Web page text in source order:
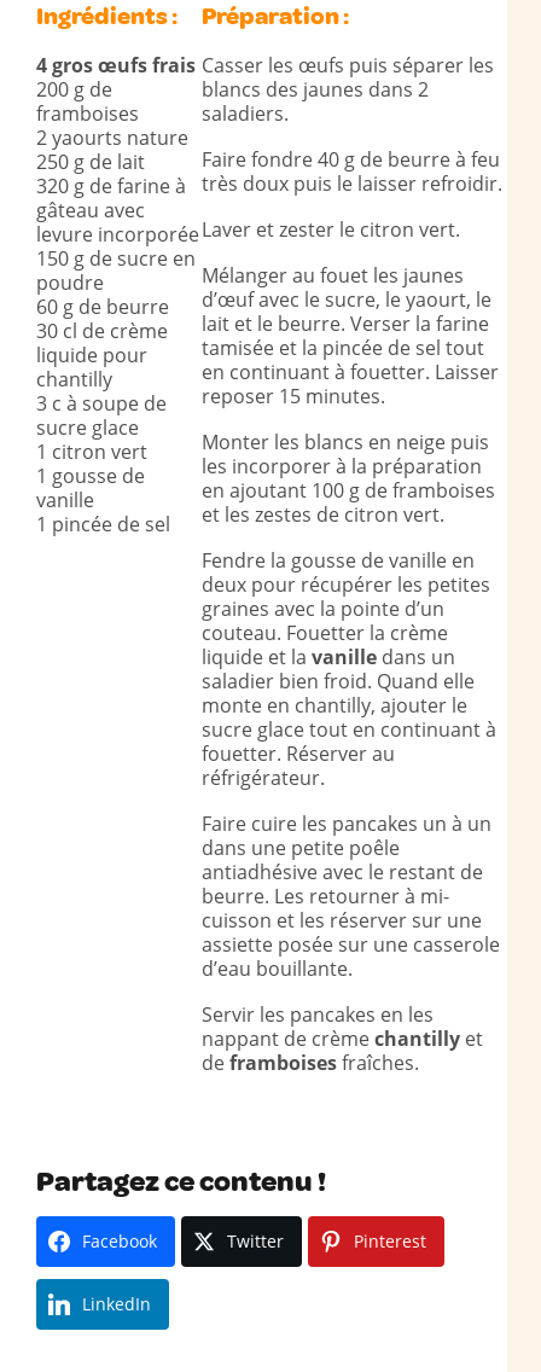
Ingrédients :
4 gros œufs frais
200 g de
framboises
2 yaourts nature
250 g de lait
320 g de farine à
gâteau avec
levure incorporée
150 g de sucre en
poudre
60 g de beurre
30 cl de crème
liquide pour
chantilly
3 c à soupe de
sucre glace
1 citron vert
1 gousse de
vanille
1 pincée de sel
Préparation :
Casser les œufs puis séparer les
blancs des jaunes dans 2
saladiers.
Faire fondre 40 g de beurre à feu
très doux puis le laisser refroidir.
Laver et zester le citron vert.
Mélanger au fouet les jaunes
d’œuf avec le sucre, le yaourt, le
lait et le beurre. Verser la farine
tamisée et la pincée de sel tout
en continuant à fouetter. Laisser
reposer 15 minutes.
Monter les blancs en neige puis
les incorporer à la préparation
en ajoutant 100 g de framboises
et les zestes de citron vert.
Fendre la gousse de vanille en
deux pour récupérer les petites
graines avec la pointe d’un
couteau. Fouetter la crème
liquide et la vanille dans un
saladier bien froid. Quand elle
monte en chantilly, ajouter le
sucre glace tout en continuant à
fouetter. Réserver au
réfrigérateur.
Faire cuire les pancakes un à un
dans une petite poêle
antiadhésive avec le restant de
beurre. Les retourner à mi-
cuisson et les réserver sur une
assiette posée sur une casserole
d’eau bouillante.
Servir les pancakes en les
nappant de crèmechantilly et
deframboisesfraîches.
Partagez ce contenu !
Facebook Twitter Pinterest
LinkedIn